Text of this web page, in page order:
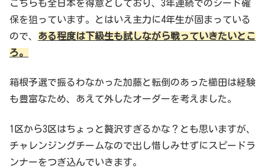
こちらも全日本を得意としており、3年連続でのシード確
保を狙っています。とはいえ主力に4年生が固まっている
ので、 ある程度は下級生も試しながら戦っていきたいとこ
ろ。
箱根予選で振るわなかった加藤と転倒のあった櫛田は経験
も豊富なため、あえて外したオーダーを考えました。
1区から3区はちょっと贅沢すぎるかな？とも思いますが、
チャレンジングチームなので出し惜しみせずにスピードラ
ンナーをつぎ込んでいきます。